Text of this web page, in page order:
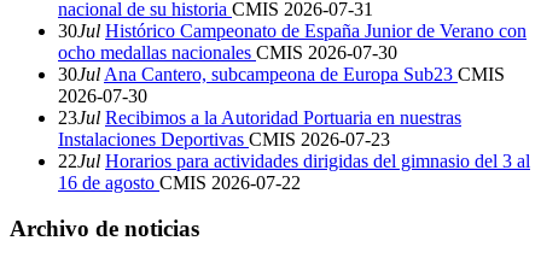
nacional de su historia CMIS 2026-07-31
30Jul Histórico Campeonato de España Junior de Verano con
ocho medallas nacionales CMIS 2026-07-30
30Jul Ana Cantero, subcampeona de Europa Sub23 CMIS
2026-07-30
23Jul Recibimos a la Autoridad Portuaria en nuestras
Instalaciones Deportivas CMIS 2026-07-23
22Jul Horarios para actividades dirigidas del gimnasio del 3 al
16 de agosto CMIS 2026-07-22
Archivo de noticias